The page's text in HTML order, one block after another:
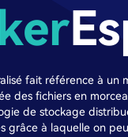
fait référence à un
des fichiers en
de stockage
grâce à laquelle on